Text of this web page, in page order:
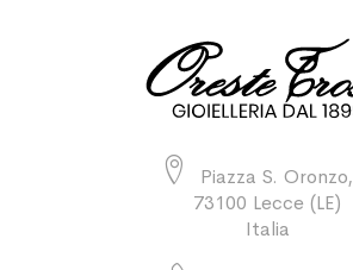
Piazza S.
73100 Lecce (LE)
Italia